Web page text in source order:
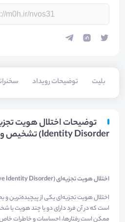
بلیت‌ توضیحات رویداد
Identity Disorder) تشخیص و پروتکل های درمانی
اختلال هویت تجزیه‌ای(Dissociative Identity Disorder)
اختلال هویت تجزیه‌ای یکی از پیچیده‌ترین و
است که در آن فرد دارای دو یا چند هویت
ممکن است رفتارها، احساسات و خاطرات خاص